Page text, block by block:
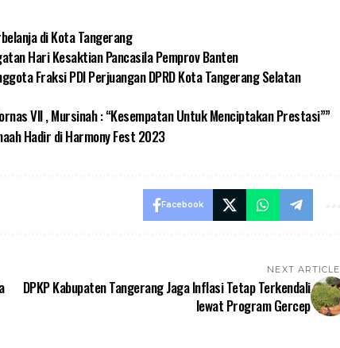
di Kota Tangerang
Hari Kesaktian Pancasila Pemprov Banten
Fraksi PDI Perjuangan DPRD Kota Tangerang Selatan
VII , Mursinah : “Kesempatan Untuk Menciptakan Prestasi””
Hadir di Harmony Fest 2023
Facebook
NEXT ARTICLE
DPKP Kabupaten Tangerang Jaga Inflasi Tetap Terkendali
lewat Program Gercep